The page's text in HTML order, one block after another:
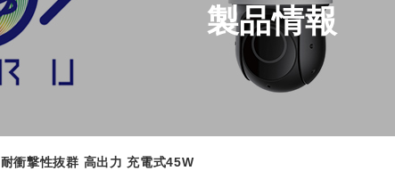
製品情報
耐衝撃性抜群 高出力 充電式45W